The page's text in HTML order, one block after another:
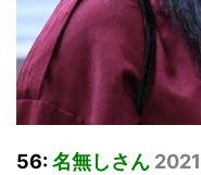
56:名無しさん